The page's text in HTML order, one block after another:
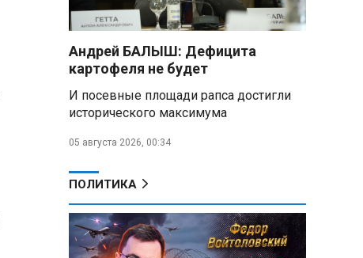
Андрей БАЛЫШ: Дефицита
картофеля не будет
И посевные площади рапса достигли
исторического максимума
05 августа 2026, 00:34
ПОЛИТИКА